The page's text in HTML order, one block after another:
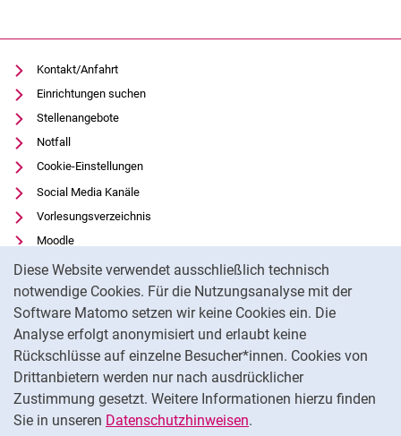
Diese Website verwendet ausschließlich technisch
notwendige Cookies. Für die Nutzungsanalyse mit der
Software Matomo setzen wir keine Cookies ein. Die
Analyse erfolgt anonymisiert und erlaubt keine
Rückschlüsse auf einzelne Besucher*innen. Cookies von
Drittanbietern werden nur nach ausdrücklicher
Zustimmung gesetzt. Weitere Informationen hierzu finden
Sie in unseren Datenschutzhinweisen.
Kontakt/Anfahrt
Einrichtungen suchen
Stellenangebote
Notfall
Cookie-Einstellungen
Social Media Kanäle
Vorlesungsverzeichnis
Moodle
Panopto
Universitätsbibliothek
Datenschutz
Barrierefreiheit
Transparenter KI-Einsatz